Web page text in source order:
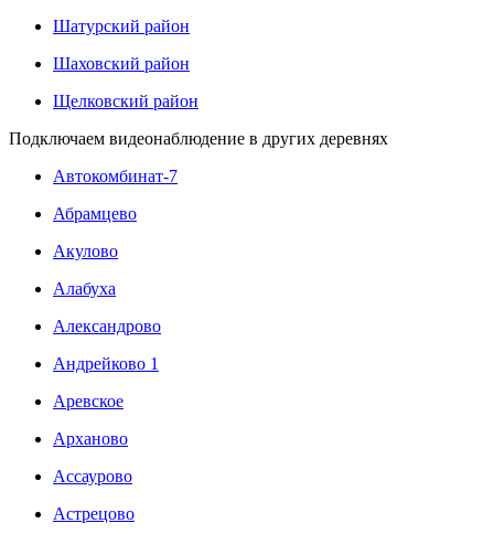
Шатурский район
Шаховский район
Щелковский район
Подключаем видеонаблюдение в других деревнях
Автокомбинат-7
Абрамцево
Акулово
Алабуха
Александрово
Андрейково 1
Аревское
Арханово
Ассаурово
Астрецово